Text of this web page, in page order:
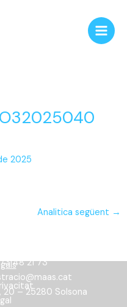
2025
Analitica següent →
48 21 73
20 – 25280 Solsona